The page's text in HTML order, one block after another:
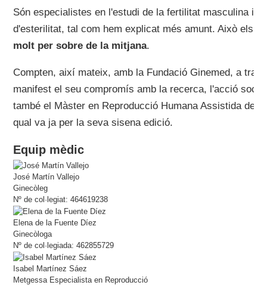
Són especialistes en l'estudi de la fertilitat masculina i
d'esterilitat, tal com hem explicat més amunt. Això els
molt per sobre de la mitjana.
Compten, així mateix, amb la Fundació Ginemed, a
manifest el seu compromís amb la recerca, l'acció
també el Màster en Reproducció Humana Assistida de
qual va ja per la seva sisena edició.
Equip mèdic
José Martín Vallejo
Ginecòleg
Nº de col·legiat: 464619238
Elena de la Fuente Díez
Ginecòloga
Nº de col·legiada: 462855729
Isabel Martínez Sáez
Metgessa Especialista en Reproducció